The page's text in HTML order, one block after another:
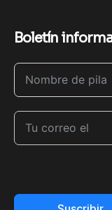
Boletín